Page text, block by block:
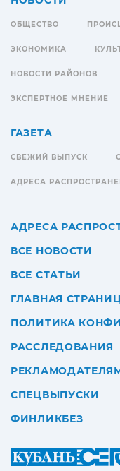
ОБЩЕСТВО
ЭКОНОМИКА
НОВОСТИ РАЙОНОВ
ЭКСПЕРТНОЕ МНЕНИЕ
ГАЗЕТА
СВЕЖИЙ ВЫПУСК
АДРЕСА
АДРЕСА
ВСЕ НОВОСТИ
ВСЕ СТАТЬИ
ГЛАВНАЯ
ПОЛИТИКА
РАССЛЕДОВАНИЯ
СПЕЦВЫПУСКИ
ФИНЛИКБЕЗ